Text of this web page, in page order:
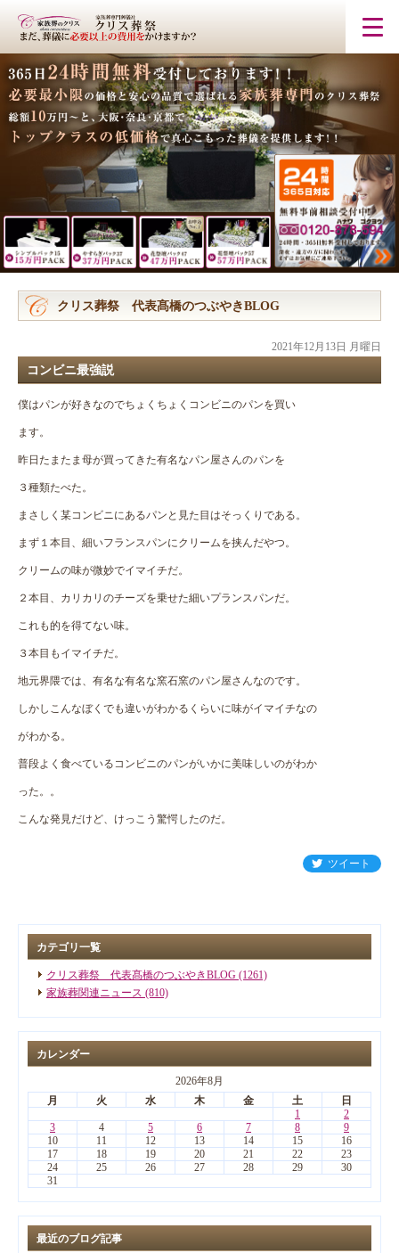
クリス葬祭 代表髙橋のつぶやきBLOG
2021年12月13日 月曜日
コンビニ最強説
僕はパンが好きなのでちょくちょくコンビニのパンを買い
ます。
昨日たまたま母が買ってきた有名なパン屋さんのパンを
３種類たべた。
まさしく某コンビニにあるパンと見た目はそっくりである。
まず１本目、細いフランスパンにクリームを挟んだやつ。
クリームの味が微妙でイマイチだ。
２本目、カリカリのチーズを乗せた細いプランスパンだ。
これも的を得てない味。
３本目もイマイチだ。
地元界隈では、有名な有名な窯石窯のパン屋さんなのです。
しかしこんなぼくでも違いがわかるくらいに味がイマイチなの
がわかる。
普段よく食べているコンビニのパンがいかに美味しいのがわか
った。。
こんな発見だけど、けっこう驚愕したのだ。
ツイート
カテゴリ一覧
クリス葬祭 代表髙橋のつぶやきBLOG (1261)
家族葬関連ニュース (810)
カレンダー
2026年8月
月
火 水 木 金 土
日
1
2
3
4 5 6 7 8
9
10
11 12 13 14 15
16
17
18 19 20 21 22
23
24
25 26 27 28 29
30
31
最近のブログ記事